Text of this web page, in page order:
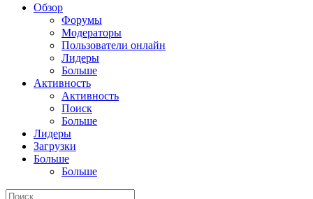
Обзор
Форумы
Модераторы
Пользователи онлайн
Лидеры
Больше
Активность
Активность
Поиск
Больше
Лидеры
Загрузки
Больше
Больше